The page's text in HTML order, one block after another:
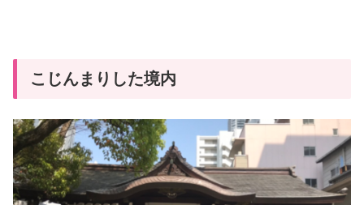
こじんまりした境内